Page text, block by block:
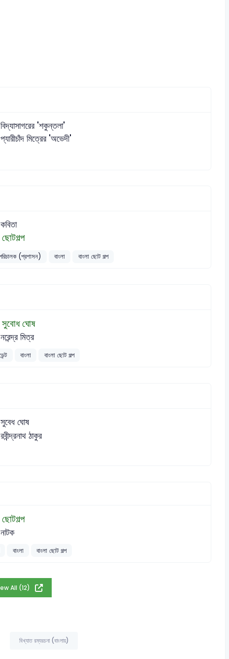
বিদ্যাসাগরের 'শকুন্তলা'
প্যারীচাঁদ মিত্রের 'অভেদী'
কবিতা
ছোটগল্প
(প্রশাসন) বাংলা বাংলা ছোট গল্প
সুবোধ ঘোষ
নরেন্দ্র মিত্র
বাংলা বাংলা ছোট গল্প
সুবেধ ঘোষ
রবীন্দ্রনাথ ঠাকুর
ছোটগল্প
নাটক
বাংলা বাংলা ছোট গল্প
All (12)
বিখ্যাত রম্যরচনা (বাংলায়)